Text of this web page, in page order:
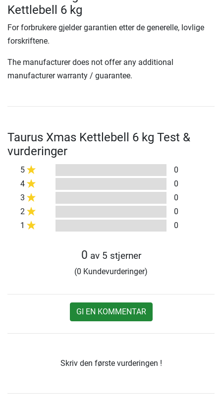
Kettlebell 6 kg
For forbrukere gjelder garantien etter de generelle, lovlige
forskriftene.
The manufacturer does not offer any additional
manufacturer warranty / guarantee.
Taurus Xmas Kettlebell 6 kg Test &
vurderinger
5
0
4
0
3
0
2
0
1
0
0 av 5 stjerner
(0 Kundevurderinger)
GI EN KOMMENTAR
Skriv den første vurderingen !